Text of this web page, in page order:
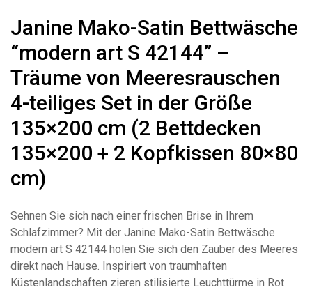
Janine Mako-Satin Bettwäsche
“modern art S 42144” –
Träume von Meeresrauschen
4-teiliges Set in der Größe
135×200 cm (2 Bettdecken
135×200 + 2 Kopfkissen 80×80
cm)
Sehnen Sie sich nach einer frischen Brise in Ihrem
Schlafzimmer? Mit der Janine Mako-Satin Bettwäsche
modern art S 42144 holen Sie sich den Zauber des Meeres
direkt nach Hause. Inspiriert von traumhaften
Küstenlandschaften zieren stilisierte Leuchttürme in Rot